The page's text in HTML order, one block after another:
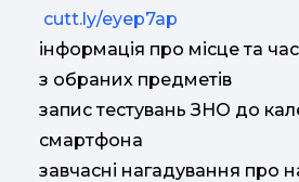
cutt.ly/eyep7ap
інформація про місце та
з обраних предметів
запис тестувань ЗНО до
смартфона
завчасні нагадування про